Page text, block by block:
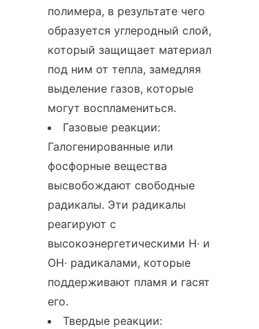
полимера, в результате чего
образуется углеродный слой,
который защищает материал
под ним от тепла, замедляя
выделение газов, которые
могут воспламениться.
Газовые реакции:
Галогенированные или
фосфорные вещества
высвобождают свободные
радикалы. Эти радикалы
реагируют с
высокоэнергетическими H· и
OH· радикалами, которые
поддерживают пламя и гасят
его.
Твердые реакции: